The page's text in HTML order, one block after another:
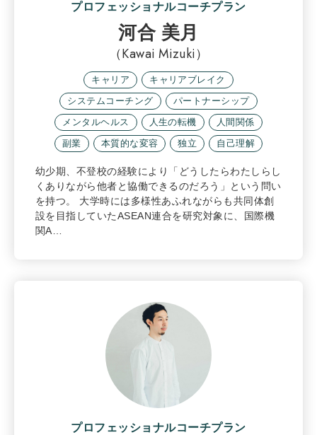
プロフェッショナルコーチプラン
河合 美月
（Kawai Mizuki）
キャリア
キャリアブレイク
システムコーチング
パートナーシップ
メンタルヘルス
人生の転機
人間関係
副業
本質的な変容 独立 自己理解
幼少期、不登校の経験により「どうしたらわたしらし
くありながら他者と協働できるのだろう」という問い
を持つ。 大学時には多様性あふれながらも共同体創
設を目指していたASEAN連合を研究対象に、国際機
関A…
プロフェッショナルコーチプラン